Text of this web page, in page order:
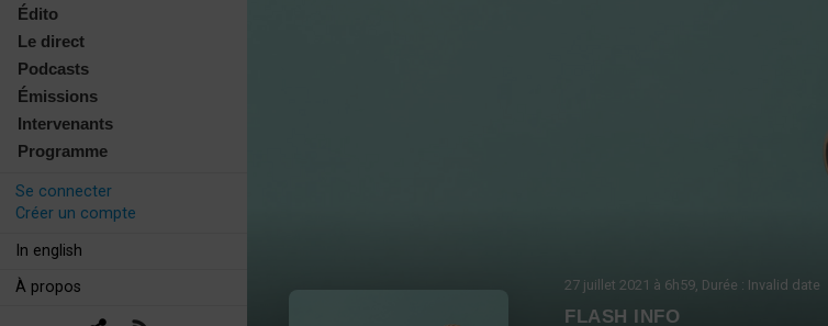
Édito
Le direct
Podcasts
Émissions
Intervenants
Programme
Se connecter
Créer un compte
In english
À propos
27 juillet 2021 à 6h59, Durée : Invalid date
FLASH INFO